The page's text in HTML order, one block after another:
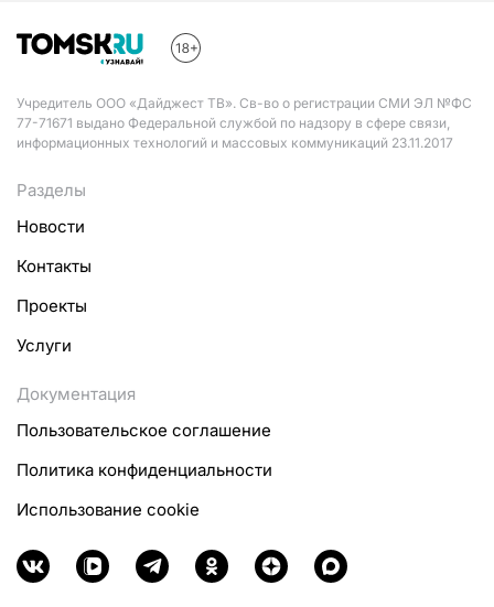
Учредитель ООО «Дайджест ТВ». Св-во о регистрации СМИ ЭЛ №ФС
77-71671 выдано Федеральной службой по надзору в сфере связи,
информационных технологий и массовых коммуникаций 23.11.2017
Разделы
Новости
Контакты
Проекты
Услуги
Документация
Пользовательское соглашение
Политика конфиденциальности
Использование cookie